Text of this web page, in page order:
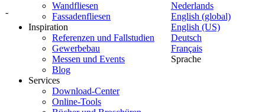
-
Nederlands
English (global)
English (US)
Deutsch
Français
Sprache
Wandfliesen
Fassadenfliesen
Inspiration
Referenzen und Fallstudien
Gewerbebau
Messen und Events
Blog
Services
Download-Center
Online-Tools